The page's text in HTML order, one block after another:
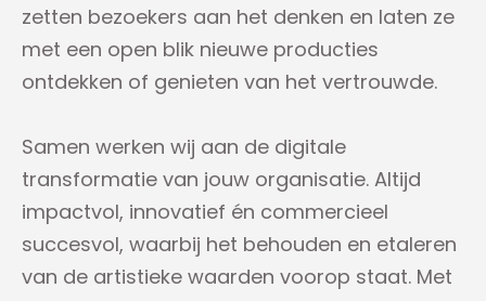
zetten bezoekers aan het denken en laten ze
met een open blik nieuwe producties
ontdekken of genieten van het vertrouwde.
Samen werken wij aan de digitale
transformatie van jouw organisatie. Altijd
impactvol, innovatief én commercieel
succesvol, waarbij het behouden en etaleren
van de artistieke waarden voorop staat. Met